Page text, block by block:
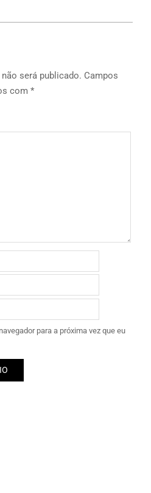
será publicado. Campos
com *
para a próxima vez que eu